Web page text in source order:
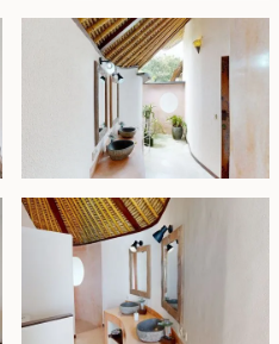
ini menawarkan
pasar penyewaan,
privasi, dan